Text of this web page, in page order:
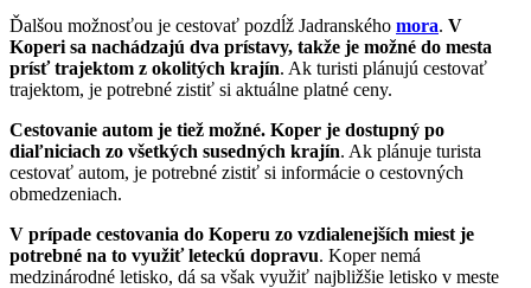
Ďalšou možnosťou je cestovať pozdĺž Jadranského mora. V
Koperi sa nachádzajú dva prístavy, takže je možné do mesta
prísť trajektom z okolitých krajín. Ak turisti plánujú cestovať
trajektom, je potrebné zistiť si aktuálne platné ceny.
Cestovanie autom je tiež možné. Koper je dostupný po
diaľniciach zo všetkých susedných krajín. Ak plánuje turista
cestovať autom, je potrebné zistiť si informácie o cestovných
obmedzeniach.
V prípade cestovania do Koperu zo vzdialenejších miest je
potrebné na to využiť leteckú dopravu. Koper nemá
medzinárodné letisko, dá sa však využiť najbližšie letisko v meste